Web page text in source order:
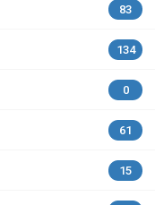
83
134
0
61
15